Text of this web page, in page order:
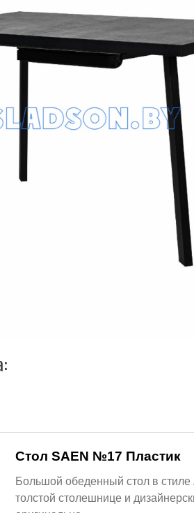
Стол SAEN №17 Пластик
Большой обеденный стол в
толстой столешнице и